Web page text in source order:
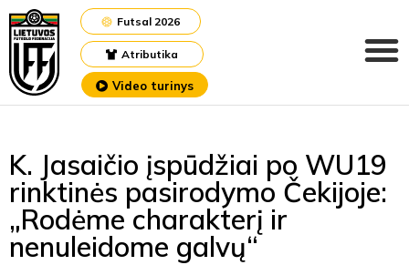
Atributika
Futsal 2026
Video turinys
K. Jasaičio įspūdžiai po WU19
rinktinės pasirodymo Čekijoje:
„Rodėme charakterį ir
nenuleidome galvų“